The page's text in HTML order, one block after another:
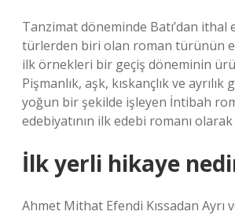
Tanzimat döneminde Batı’dan ithal
türlerden biri olan roman türünün
ilk örnekleri bir geçiş döneminin
Pişmanlık, aşk, kıskançlık ve ayrılık
yoğun bir şekilde işleyen İntibah
edebiyatının ilk edebi romanı
İlk yerli hikaye
Ahmet Mithat Efendi Kıssadan Ayrı